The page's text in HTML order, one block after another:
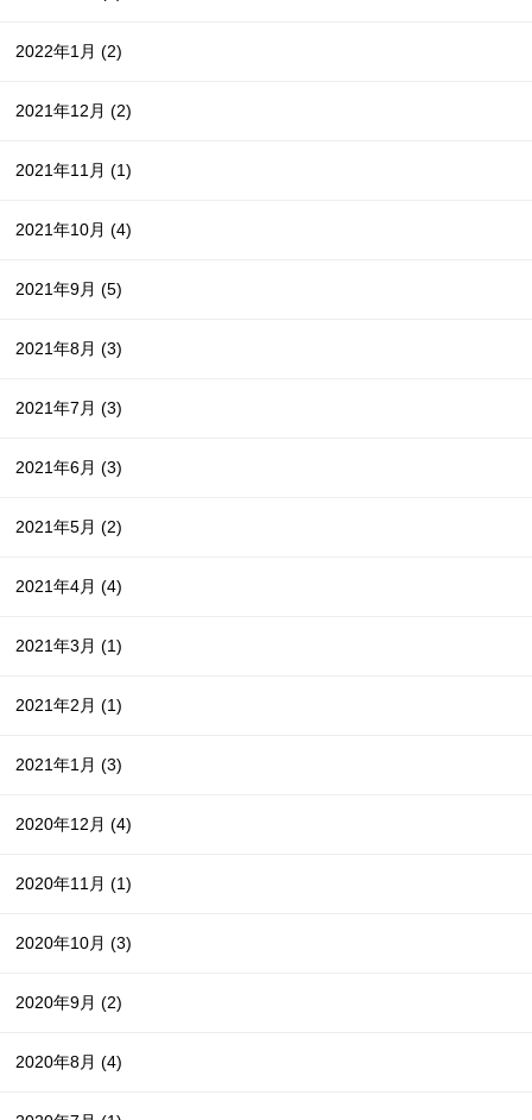
2022年1月(2)
2021年12月(2)
2021年11月(1)
2021年10月(4)
2021年9月(5)
2021年8月(3)
2021年7月(3)
2021年6月(3)
2021年5月(2)
2021年4月(4)
2021年3月(1)
2021年2月(1)
2021年1月(3)
2020年12月(4)
2020年11月(1)
2020年10月(3)
2020年9月(2)
2020年8月(4)